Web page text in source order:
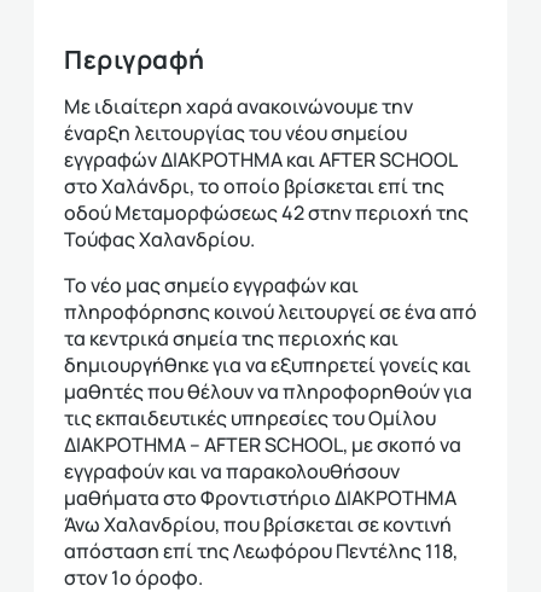
Περιγραφή
Με ιδιαίτερη χαρά ανακοινώνουμε την
έναρξη λειτουργίας του νέου σημείου
εγγραφών ΔΙΑΚΡΟΤΗΜΑ και AFTER SCHOOL
στο Χαλάνδρι, το οποίο βρίσκεται επί της
οδού Μεταμορφώσεως 42 στην περιοχή της
Τούφας Χαλανδρίου.
Το νέο μας σημείο εγγραφών και
πληροφόρησης κοινού λειτουργεί σε ένα από
τα κεντρικά σημεία της περιοχής και
δημιουργήθηκε για να εξυπηρετεί γονείς και
μαθητές που θέλουν να πληροφορηθούν για
τις εκπαιδευτικές υπηρεσίες του Ομίλου
ΔΙΑΚΡΟΤΗΜΑ – AFTER SCHOOL, με σκοπό να
εγγραφούν και να παρακολουθήσουν
μαθήματα στο Φροντιστήριο ΔΙΑΚΡΟΤΗΜΑ
Άνω Χαλανδρίου, που βρίσκεται σε κοντινή
απόσταση επί της Λεωφόρου Πεντέλης 118,
στον 1ο όροφο.